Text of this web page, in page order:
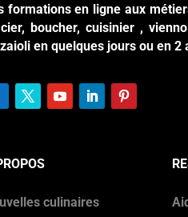
formations en ligne aux
boucher, cuisinier ,
en quelques jours ou en 2
culinaires